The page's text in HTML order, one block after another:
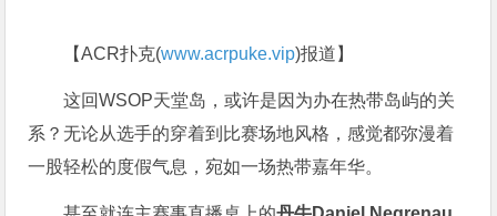
【ACR扑克(www.acrpuke.vip)报道】
这回WSOP天堂岛，或许是因为办在热带岛屿的关
系？无论从选手的穿着到比赛场地风格，感觉都弥漫着
一股轻松的度假气息，宛如一场热带嘉年华。